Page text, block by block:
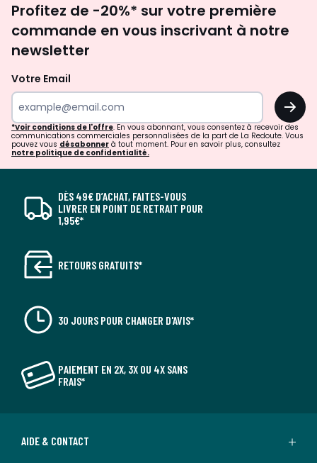
newsletter
Profitez de -20%* sur votre première
commande en vous inscrivant à notre
newsletter
Votre Email
OK
*Voir conditions de l'offre. En vous abonnant, vous consentez à recevoir des
communications commerciales personnalisées de la part de La Redoute. Vous
pouvez vous désabonner à tout moment. Pour en savoir plus, consultez
notre politique de confidentialité.
DÈS 49€ D’ACHAT, FAITES-VOUS
LIVRER EN POINT DE RETRAIT POUR
1,95€*
RETOURS GRATUITS*
30 JOURS POUR CHANGER D'AVIS*
PAIEMENT EN 2X, 3X OU 4X SANS
FRAIS*
AIDE & CONTACT